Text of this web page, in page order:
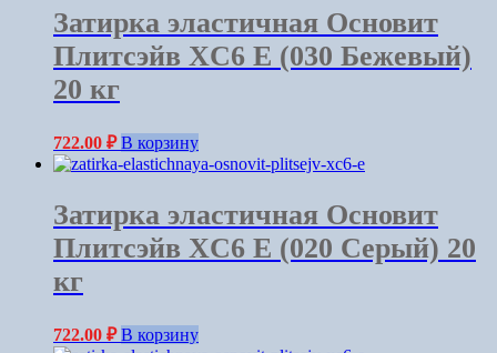
Затирка эластичная Основит
Плитсэйв XC6 E (030 Бежевый)
20 кг
722.00 ₽ В корзину
Затирка эластичная Основит
Плитсэйв XC6 E (020 Серый) 20
кг
722.00 ₽ В корзину